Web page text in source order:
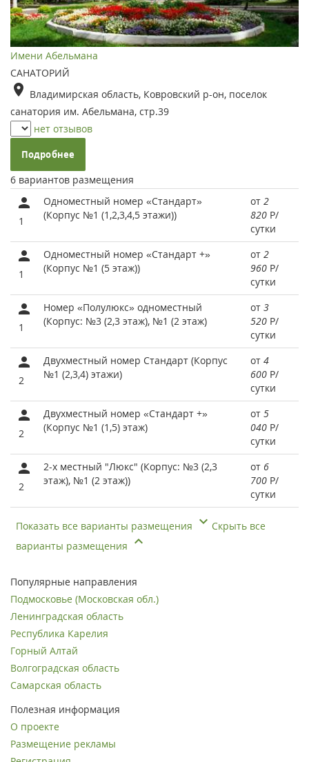
Имени Абельмана
САНАТОРИЙ
Владимирская область, Ковровский р-он, поселок
санатория им. Абельмана, стр.39
нет отзывов
Подробнее
6 вариантов размещения
1
Одноместный номер «Стандарт»
(Корпус №1 (1,2,3,4,5 этажи))
от 2
820 Р/
сутки
1
Одноместный номер «Стандарт +»
(Корпус №1 (5 этаж))
от 2
960 Р/
сутки
1
Номер «Полулюкс» одноместный
(Корпус: №3 (2,3 этаж), №1 (2 этаж)
от 3
520 Р/
сутки
2
Двухместный номер Стандарт (Корпус
№1 (2,3,4) этажи)
от 4
600 Р/
сутки
2
Двухместный номер «Стандарт +»
(Корпус №1 (1,5) этаж)
от 5
040 Р/
сутки
2
2-х местный "Люкс" (Корпус: №3 (2,3
этаж), №1 (2 этаж))
от 6
700 Р/
сутки
Показать все варианты размещения
Скрыть все
варианты размещения
Популярные направления
Подмосковье (Московская обл.)
Ленинградская область
Республика Карелия
Горный Алтай
Волгоградская область
Самарская область
Полезная информация
О проекте
Размещение рекламы